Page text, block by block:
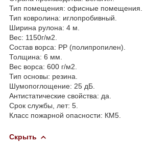
Тип помещения: офисные помещения.
Тип ковролина: иглопробивный.
Ширина рулона: 4 м.
Вес: 1150г/м2.
Состав ворса: PP (полипропилен).
Толщина: 6 мм.
Вес ворса: 600 г/м2.
Тип основы: резина.
Шумопоглощение: 25 дБ.
Антистатические свойства: да.
Срок службы, лет: 5.
Класс пожарной опасности: КМ5.
Скрыть